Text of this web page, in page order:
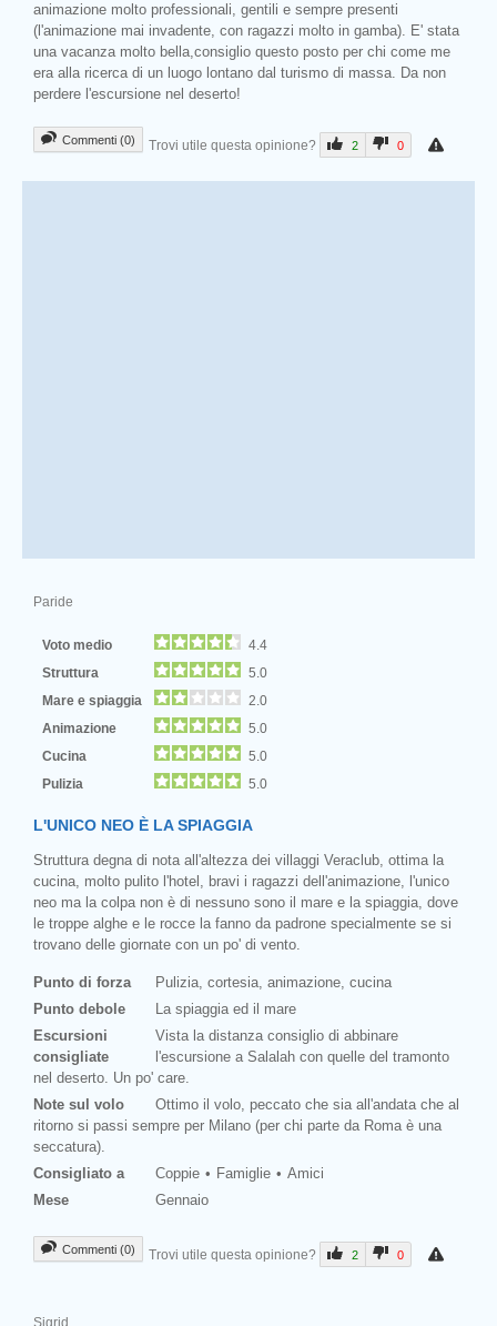
animazione molto professionali, gentili e sempre presenti
(l'animazione mai invadente, con ragazzi molto in gamba). E' stata
una vacanza molto bella,consiglio questo posto per chi come me
era alla ricerca di un luogo lontano dal turismo di massa. Da non
perdere l'escursione nel deserto!
Commenti (0) Trovi utile questa opinione? 2 0
Paride
Voto medio
4.4
Struttura
5.0
Mare e spiaggia
2.0
Animazione
5.0
Cucina
5.0
Pulizia
5.0
L'UNICO NEO È LA SPIAGGIA
Struttura degna di nota all'altezza dei villaggi Veraclub, ottima la
cucina, molto pulito l'hotel, bravi i ragazzi dell'animazione, l'unico
neo ma la colpa non è di nessuno sono il mare e la spiaggia, dove
le troppe alghe e le rocce la fanno da padrone specialmente se si
trovano delle giornate con un po' di vento.
Punto di forza
Pulizia, cortesia, animazione, cucina
Punto debole
La spiaggia ed il mare
Escursioni
consigliate
Vista la distanza consiglio di abbinare
l'escursione a Salalah con quelle del tramonto
nel deserto. Un po' care.
Note sul volo
Ottimo il volo, peccato che sia all'andata che al
ritorno si passi sempre per Milano (per chi parte da Roma è una
seccatura).
Consigliato a
Coppie Famiglie
Amici
Mese
Gennaio
Commenti (0) Trovi utile questa opinione? 2 0
Sigrid